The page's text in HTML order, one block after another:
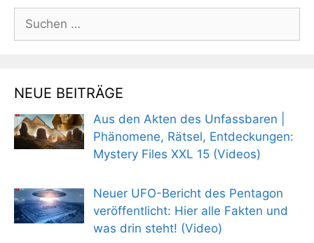
Suchen
nach:
NEUE BEITRÄGE
Aus den Akten des Unfassbaren |
Phänomene, Rätsel, Entdeckungen:
Mystery Files XXL 15 (Videos)
Neuer UFO-Bericht des Pentagon
veröffentlicht: Hier alle Fakten und
was drin steht! (Video)